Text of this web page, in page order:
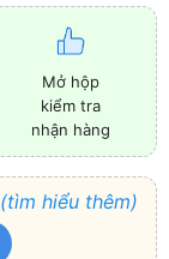
Mở hộp
kiểm tra
nhận hàng
(tìm hiểu thêm)